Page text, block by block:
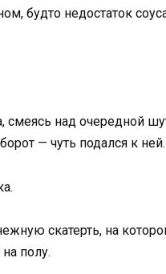
будто недостаток
смеясь над очередной
— чуть подался к ней.
скатерть, на
полу.